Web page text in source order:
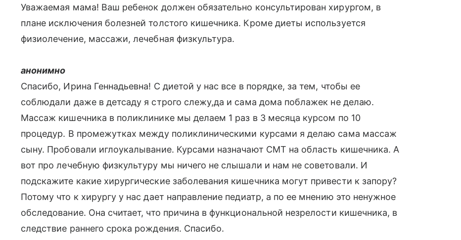
Уважаемая мама! Ваш ребенок должен обязательно консультирован хирургом, в
плане исключения болезней толстого кишечника. Кроме диеты используется
физиолечение, массажи, лечебная физкультура.
анонимно
Спасибо, Ирина Геннадьевна! С диетой у нас все в порядке, за тем, чтобы ее
соблюдали даже в детсаду я строго слежу,да и сама дома поблажек не делаю.
Массаж кишечника в поликлинике мы делаем 1 раз в 3 месяца курсом по 10
процедур. В промежутках между поликлиническими курсами я делаю сама массаж
сыну. Пробовали иглоукалывание. Курсами назначают СМТ на область кишечника. А
вот про лечебную физкультуру мы ничего не слышали и нам не советовали. И
подскажите какие хирургические заболевания кишечника могут привести к запору?
Потому что к хирургу у нас дает направление педиатр, а по ее мнению это ненужное
обследование. Она считает, что причина в функциональной незрелости кишечника, в
следствие раннего срока рождения. Спасибо.